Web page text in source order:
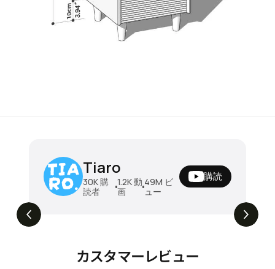
Tiaro
30K購
読者
1.2K動
画
49M ビ
ュー
購読
ソファベッド 折りたたみソファベッド ダ
ブル 木製フレーム クッション付き 幅196
cm ベッド兼用 2人掛け 来客用 リビング
寝椅子 安定感 北欧風 シンプル 新生活 家
¥196780
昼はソファ、夜はベッド。毎日ちょうどいい
カスタマーレビュー